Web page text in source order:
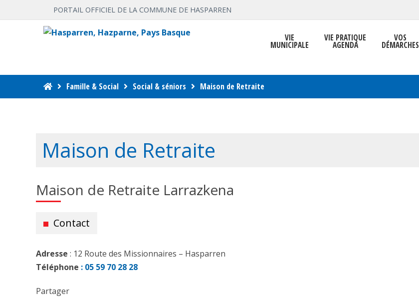
PORTAIL OFFICIEL DE LA COMMUNE DE HASPARREN
VIE
MUNICIPALE
VIE PRATIQUE
AGENDA
VOS
DÉMARCHES
Famille & Social Social & séniors Maison de Retraite
Maison de Retraite
Maison de Retraite Larrazkena
Contact
Adresse : 12 Route des Missionnaires – Hasparren
Téléphone : 05 59 70 28 28
Partager